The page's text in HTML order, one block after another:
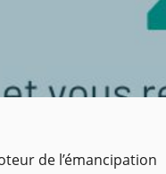
de l’émancipation